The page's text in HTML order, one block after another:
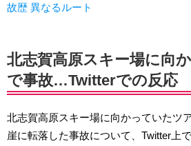
故歴 異なるルート
北志賀高原スキー場に向
で事故…Twitterでの反応
北志賀高原スキー場に向かっていたツ
崖に転落した事故について、Twitter上